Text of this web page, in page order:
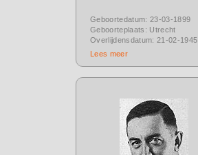
Geboortedatum: 23-03-1899
Geboorteplaats: Utrecht
Overlijdensdatum: 21-02-1945
Lees meer